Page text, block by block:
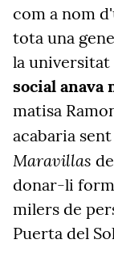
com a nom
tota una
la universitat
social anava
matisa
acabaria
Maravillas
donar-li
milers de
Puerta del